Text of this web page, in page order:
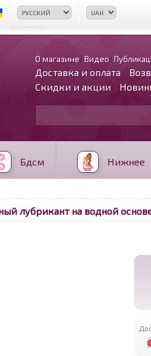
О магазине Видео
Доставка и оплата
Скидки и акции
Бдсм Нижнее
лубрикант на водной